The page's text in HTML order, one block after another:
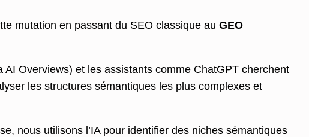
mutation en passant du SEO classique au GEO
Overviews) et les assistants comme ChatGPT cherchent
les structures sémantiques les plus complexes et
nous utilisons l’IA pour identifier des niches sémantiques